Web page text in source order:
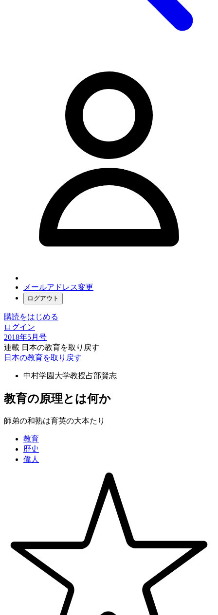
メールアドレス変更
ログアウト
購読をはじめる
ログイン
2018年5月号
連載 日本の教育を取り戻す
日本の教育を取り戻す
中村学園大学教授占部賢志
教育の原理とは何か
師弟の和熟は育英の大本たり
教育
歴史
偉人